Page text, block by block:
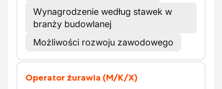
Wynagrodzenie według stawek w
branży budowlanej
Możliwości rozwoju zawodowego
Operator żurawia (M/K/X)